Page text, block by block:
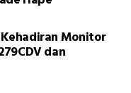
Kehadiran Monitor
dan